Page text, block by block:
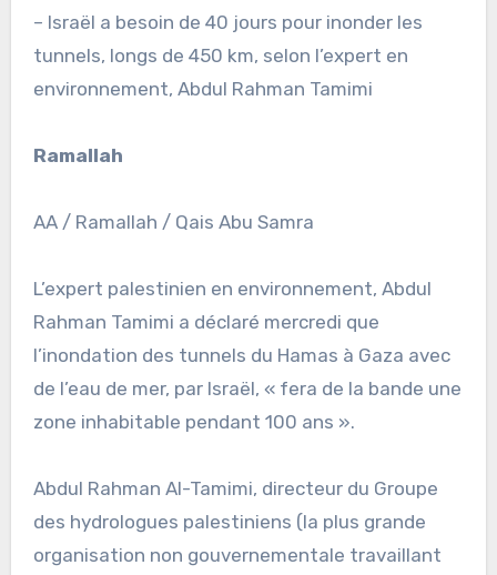
– Israël a besoin de 40 jours pour inonder les
tunnels, longs de 450 km, selon l’expert en
environnement, Abdul Rahman Tamimi
Ramallah
AA / Ramallah / Qais Abu Samra
L’expert palestinien en environnement, Abdul
Rahman Tamimi a déclaré mercredi que
l’inondation des tunnels du Hamas à Gaza avec
de l’eau de mer, par Israël, « fera de la bande une
zone inhabitable pendant 100 ans ».
Abdul Rahman Al-Tamimi, directeur du Groupe
des hydrologues palestiniens (la plus grande
organisation non gouvernementale travaillant